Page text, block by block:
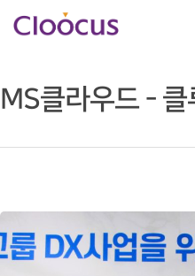
Hit enter to search or ESC to
MS클라우드 - 클